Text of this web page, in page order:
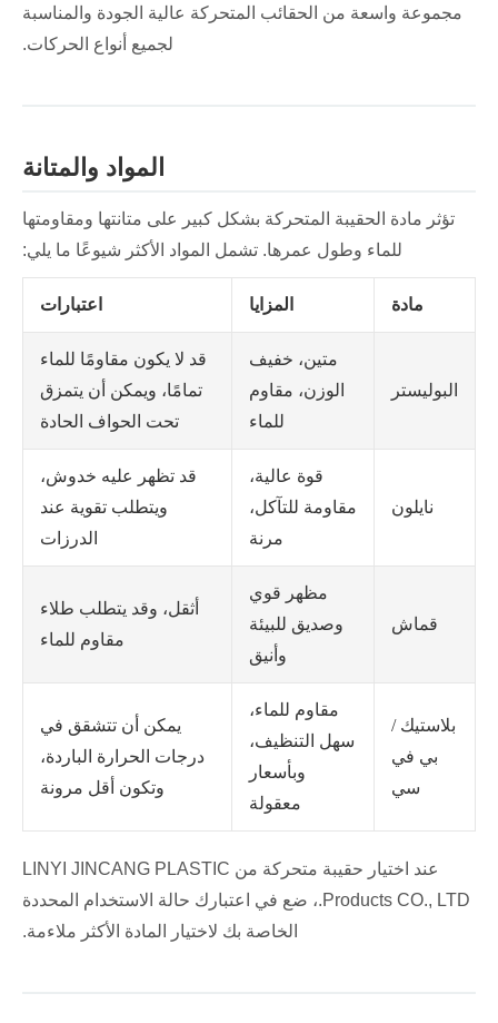
مجموعة واسعة من الحقائب المتحركة عالية الجودة والمناسبة
لجميع أنواع الحركات.
المواد والمتانة
تؤثر مادة الحقيبة المتحركة بشكل كبير على متانتها ومقاومتها
للماء وطول عمرها. تشمل المواد الأكثر شيوعًا ما يلي:
مادة المزايا اعتبارات
البوليستر
متين، خفيف
الوزن، مقاوم
للماء
قد لا يكون مقاومًا للماء
تمامًا، ويمكن أن يتمزق
تحت الحواف الحادة
نايلون
قوة عالية،
مقاومة للتآكل،
مرنة
قد تظهر عليه خدوش،
ويتطلب تقوية عند
الدرزات
قماش
مظهر قوي
وصديق للبيئة
وأنيق
أثقل، وقد يتطلب طلاء
مقاوم للماء
بلاستيك /
بي في
سي
مقاوم للماء،
سهل التنظيف،
وبأسعار
معقولة
يمكن أن تتشقق في
درجات الحرارة الباردة،
وتكون أقل مرونة
عند اختيار حقيبة متحركة من LINYI JINCANG PLASTIC
Products CO., LTD.، ضع في اعتبارك حالة الاستخدام المحددة
الخاصة بك لاختيار المادة الأكثر ملاءمة.